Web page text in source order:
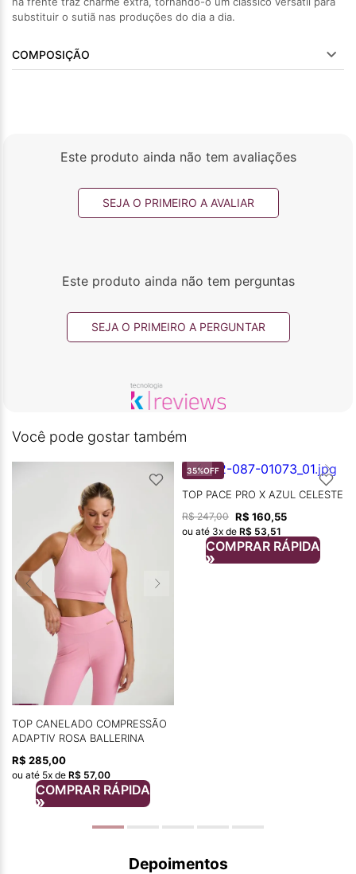
substituir o sutiã nas produções do dia a dia.
COMPOSIÇÃO
Este produto ainda não tem avaliações
SEJA O PRIMEIRO A AVALIAR
Este produto ainda não tem perguntas
SEJA O PRIMEIRO A PERGUNTAR
Você pode gostar também
TOP CANELADO COMPRESSÃO
ADAPTIV ROSA BALLERINA
R$ 285,00
ou até 5x de R$ 57,00
COMPRAR RÁPIDA
35%OFF
TOP PACE PRO X AZUL CELESTE
R$ 247,00 R$ 160,55
ou até 3x de R$ 53,51
COMPRAR RÁPIDA
Depoimentos